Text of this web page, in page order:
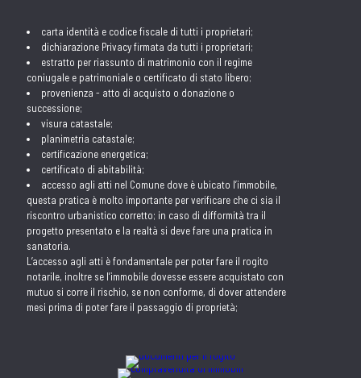
carta identità e codice fiscale di tutti i proprietari;
dichiarazione Privacy firmata da tutti i proprietari;
estratto per riassunto di matrimonio con il regime
coniugale e patrimoniale o certificato di stato libero;
provenienza - atto di acquisto o donazione o
successione;
visura catastale;
planimetria catastale;
certificazione energetica;
certificato di abitabilità;
accesso agli atti nel Comune dove è ubicato l’immobile,
questa pratica è molto importante per verificare che ci sia il
riscontro urbanistico corretto; in caso di difformità tra il
progetto presentato e la realtà si deve fare una pratica in
sanatoria.
L’accesso agli atti è fondamentale per poter fare il rogito
notarile, inoltre se l’immobile dovesse essere acquistato con
mutuo si corre il rischio, se non conforme, di dover attendere
mesi prima di poter fare il passaggio di proprietà;